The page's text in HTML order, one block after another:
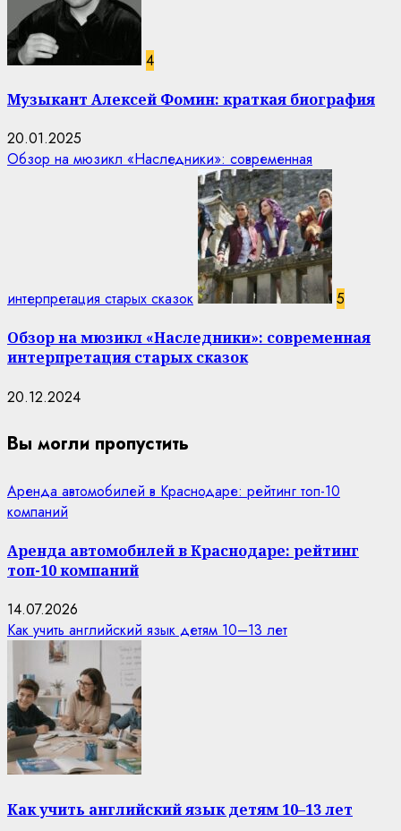
4
Музыкант Алексей Фомин: краткая биография
20.01.2025
Обзор на мюзикл «Наследники»: современная
интерпретация старых сказок 5
Обзор на мюзикл «Наследники»: современная
интерпретация старых сказок
20.12.2024
Вы могли пропустить
Аренда автомобилей в Краснодаре: рейтинг топ-10
компаний
Аренда автомобилей в Краснодаре: рейтинг
топ-10 компаний
14.07.2026
Как учить английский язык детям 10–13 лет
Как учить английский язык детям 10–13 лет